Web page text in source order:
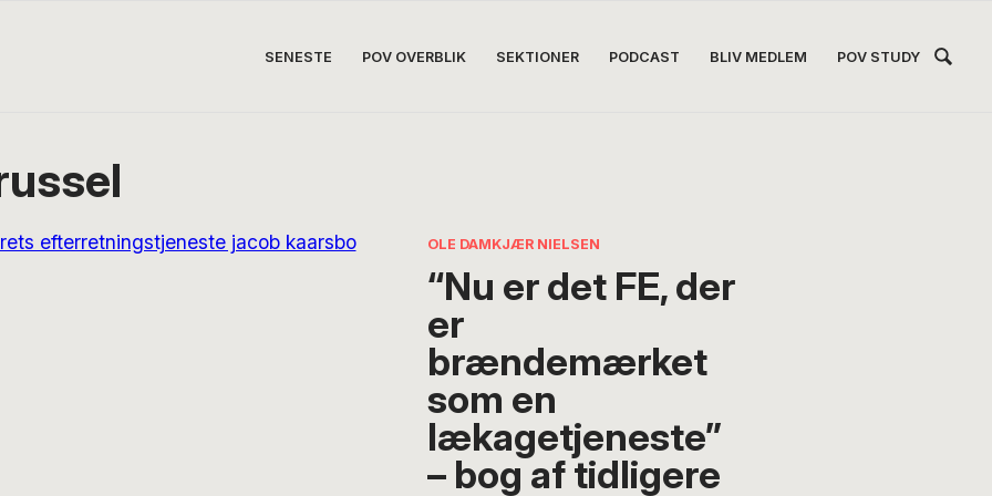
SENESTE POV OVERBLIK SEKTIONER PODCAST BLIV MEDLEM POV STUDY
OLE DAMKJÆR NIELSEN
“Nu er det FE, der
er
brændemærket
som en
lækagetjeneste”
– bog af tidligere